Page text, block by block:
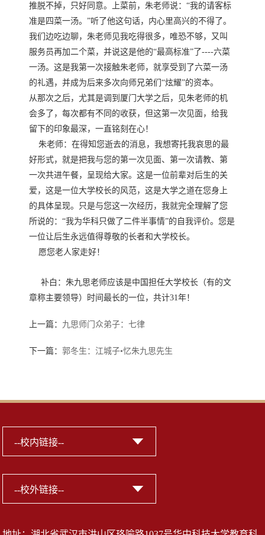
推脱不掉，只好同意。上菜前，朱老师说：“我的请客标
准是四菜一汤。”听了他这句话，内心里高兴的不得了。
我们边吃边聊，朱老师见我吃得很多，唯恐不够，又叫
服务员再加二个菜，并说这是他的“最高标准”了----六菜
一汤。这是我第一次接触朱老师，就享受到了六菜一汤
的礼遇，并成为后来多次向师兄弟们“炫耀”的资本。
从那次之后，尤其是调到厦门大学之后，见朱老师的机
会多了，每次都有𣎴同的收获，但这第一次见面，给我
留下的印象最深，一直铭刻在心！
朱老师：在得知您逝去的消息，我想寄托我哀思的最
好形式，就是把我与您的第一次见面、第一次请教、第
一次共进午餐，呈现给大家。这是一位前辈对后生的关
爱，这是一位大学校长的风范，这是大学之道在您身上
的具体呈现。只是与您这一次经历，我就完全理解了您
所说的：“我为华科只做了二件半事情”的自我评价。您是
一位让后生永远值得尊敬的长者和大学校长。
愿您老人家走好！
补白：朱九思老师应该是中国担任大学校长（有的文
章称主要领导）时间最长的一位，共计31年！
上一篇： 九思师门众弟子：七律
下一篇：郭冬生：江城子•忆朱九思先生